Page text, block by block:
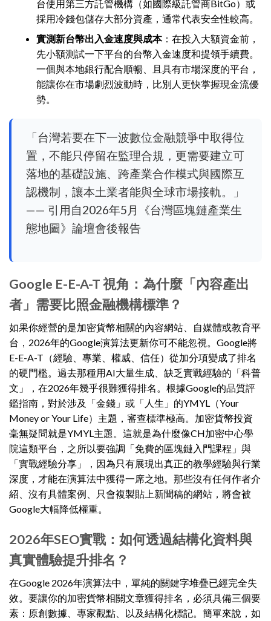
台使用第三方託管機構（如國際級託管商BitGo）或
採用冷錢包儲存大部分資產，通常代表安全性較高。
實測新台幣出入金速度與成本：在投入大額資金前，
先小額測試一下平台的台幣入金速度和提領手續費。
一個與本地銀行配合順暢、且具有市場深度的平台，
能讓你在市場劇烈波動時，比別人更快掌握現金流優
勢。
「台灣若要在下一波數位金融競爭中取得位
置，不能只停留在監理合規，更需要建立可
落地的基礎設施、跨產業合作模式與國際互
認機制，讓本土業者能與全球市場接軌。」
—— 引用自2026年5月《台灣區塊鏈產業生
態地圖》論壇會後報告
Google E-E-A-T 視角：為什麼「內容產出
者」需要比照金融機構標準？
如果你經營的是加密貨幣相關的內容網站、自媒體或教育平
台，2026年的Google演算法更新你可不能忽視。Google將
E-E-A-T（經驗、專業、權威、信任）從加分項變成了排名
的硬門檻。過去那種用AI大量生成、缺乏實戰經驗的「科普
文」，在2026年幾乎很難獲得排名。根據Google的品質評
鑑指南，對於涉及「金錢」或「人生」的YMYL（Your
Money or Your Life）主題，審查標準極高。加密貨幣投資
毫無疑問就是YMYL主題。這就是為什麼像CH加密中心學
院這類平台，之所以要強調「免費的區塊鏈入門課程」與
「實戰經驗分享」，因為只有展現出真正的教學經驗與行業
深度，才能在演算法中獲得一席之地。那些沒有任何作者介
紹、沒有具體案例、只會複製貼上新聞稿的網站，將會被
Google大幅降低權重。
2026年SEO實戰：如何透過結構化資料與
真實體驗提升排名？
在Google 2026年演算法中，單純的關鍵字堆疊已經完全失
效。要讓你的加密貨幣相關文章獲得排名，必須具備三個要
素：原創數據、專家觀點、以及結構化標記。簡單來說，如